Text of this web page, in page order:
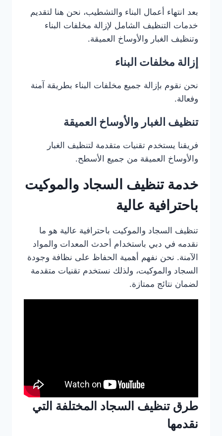
بعد انتهاء أعمال البناء والتشطيب، نحن هنا لتقديم
خدمات التنظيف الشامل لإزالة مخلفات البناء
وتنظيف الغبار والأوساخ العميقة.
إزالة مخلفات البناء
نحن نقوم بإزالة جميع مخلفات البناء بطريقة آمنة
وفعالة.
تنظيف الغبار والأوساخ العميقة
فريقنا يستخدم تقنيات متقدمة لتنظيف الغبار
والأوساخ العميقة من جميع الأسطح.
خدمة تنظيف السجاد والموكيت
باحترافية عالية
تنظيف السجاد والموكيت باحترافية عالية هو ما
نقدمه في دبي باستخدام أحدث المعدات والمواد
الآمنة. نحن نفهم أهمية الحفاظ على نظافة وجودة
السجاد والموكيت، ولذلك نستخدم تقنيات متقدمة
لضمان نتائج ممتازة.
طرق تنظيف السجاد المختلفة التي
نقدمها